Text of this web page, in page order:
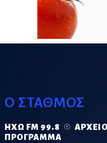
Ο ΣΤΑΘΜΟΣ
ΗΧΏ FM 99.8
ΠΡΌΓΡΑΜΜΑ